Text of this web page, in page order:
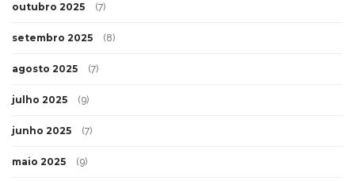
outubro 2025 (7)
setembro 2025 (8)
agosto 2025 (7)
julho 2025 (9)
junho 2025 (7)
maio 2025 (9)